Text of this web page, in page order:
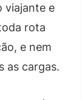
viajante e
rota
e nem
as cargas.